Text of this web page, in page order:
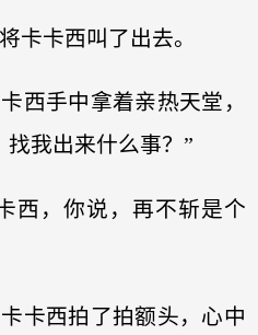
卡卡西叫了出去。
西手中拿着亲热天堂，
找我出来什么事？”
西，你说，再不斩是个
卡西拍了拍额头，心中